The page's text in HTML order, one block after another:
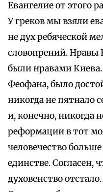
Евангелие от этого
У греков мы взяли
не дух ребяческой
словопрений. Нравы
были нравами
Феофана, было
никогда не пятнало
и, конечно, никогда
реформации в тот
человечество
единстве. Согласен,
духовенство